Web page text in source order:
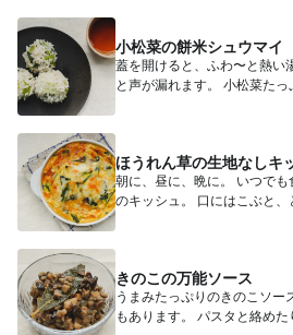
小松菜の餅米シュウマイ
蓋を開けると、ふわ〜と熱い
と声が漏れます。 小松菜た
ほうれん草の生地なしキ
朝に、昼に、晩に。 いつで
のキッシュ。 口にはこぶと
いほ...
きのこの万能ソース
うまみたっぷりのきのこソー
もあります。 パスタと絡め